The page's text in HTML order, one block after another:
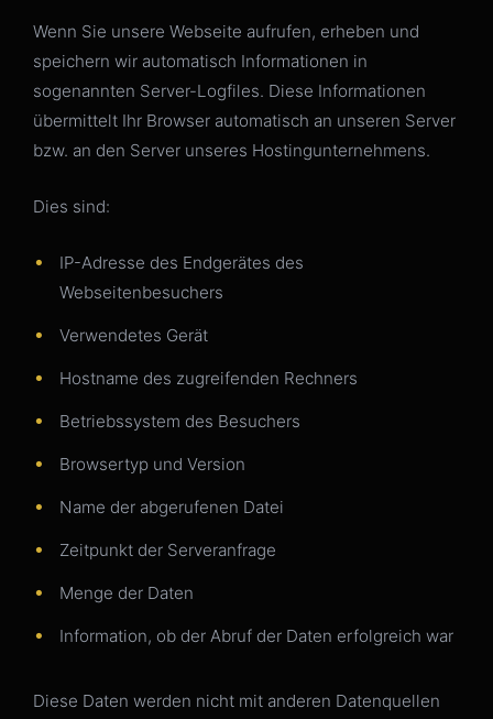
Wenn Sie unsere Webseite aufrufen, erheben und
speichern wir automatisch Informationen in
sogenannten Server-Logfiles. Diese Informationen
übermittelt Ihr Browser automatisch an unseren Server
bzw. an den Server unseres Hostingunternehmens.
Dies sind:
IP-Adresse des Endgerätes des
Webseitenbesuchers
Verwendetes Gerät
Hostname des zugreifenden Rechners
Betriebssystem des Besuchers
Browsertyp und Version
Name der abgerufenen Datei
Zeitpunkt der Serveranfrage
Menge der Daten
Information, ob der Abruf der Daten erfolgreich war
Diese Daten werden nicht mit anderen Datenquellen